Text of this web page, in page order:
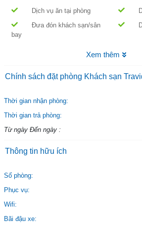
Dịch vụ ăn tại phòng
Đưa đón khách sạn/sân
bay
Xem thêm
Chính sách đặt phòng Khách sạn
Thời gian nhận phòng:
Thời gian trả phòng:
Từ ngày Đến ngày :
Thông tin hữu ích
Số phòng:
Phục vụ:
Wifi:
Bãi đậu xe: